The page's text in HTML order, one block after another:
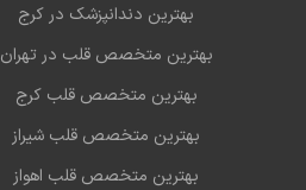
بهترین دندانپزشک در کرج
بهترین متخصص قلب در تهران
بهترین متخصص قلب کرج
بهترین متخصص قلب شیراز
بهترین متخصص قلب اهواز